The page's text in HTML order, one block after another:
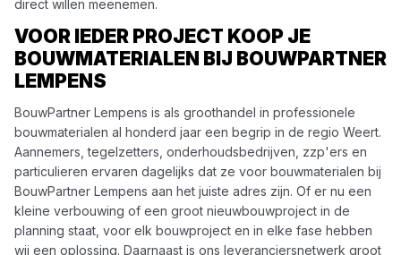
direct willen meenemen.
VOOR IEDER PROJECT KOOP JE
BOUWMATERIALEN BIJ BOUWPARTNER
LEMPENS
BouwPartner Lempens is als groothandel in professionele
bouwmaterialen al honderd jaar een begrip in de regio Weert.
Aannemers, tegelzetters, onderhoudsbedrijven, zzp'ers en
particulieren ervaren dagelijks dat ze voor bouwmaterialen bij
BouwPartner Lempens aan het juiste adres zijn. Of er nu een
kleine verbouwing of een groot nieuwbouwproject in de
planning staat, voor elk bouwproject en in elke fase hebben
wij een oplossing. Daarnaast is ons leveranciersnetwerk groot